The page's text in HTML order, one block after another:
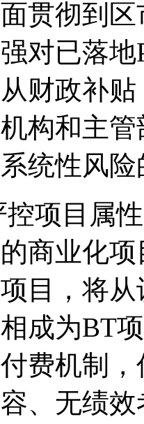
贯彻到
对已落
财政补
构和主
统性风
目属性
商业化
目，将
成为BT
费机制
、无绩